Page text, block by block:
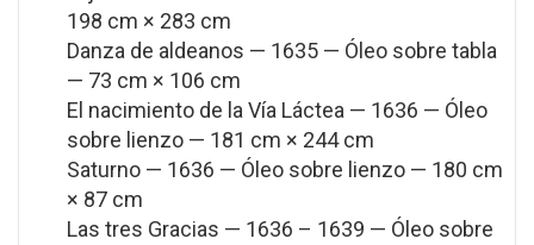
198 cm × 283 cm
Danza de aldeanos — 1635 — Óleo sobre tabla
— 73 cm × 106 cm
El nacimiento de la Vía Láctea — 1636 — Óleo
sobre lienzo — 181 cm × 244 cm
Saturno — 1636 — Óleo sobre lienzo — 180 cm
× 87 cm
Las tres Gracias — 1636 – 1639 — Óleo sobre